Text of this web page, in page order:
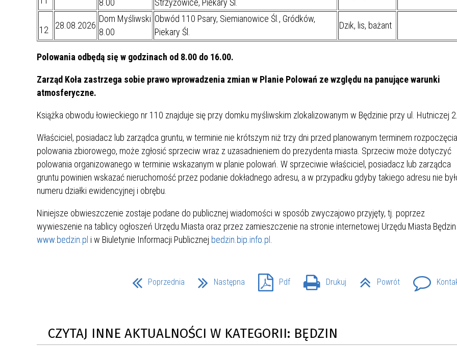
ZAKRESU RYNKU FINANSOWEGO
WAŻNA INFORMACJA - DOT.
RYZYKA WEWNĘTRZNEGO
8.00
Strzyżowice, Piekary Śl.
12 28.08.2026
Dom Myśliwski
8.00
Obwód 110 Psary, Siemianowice Śl., Gródków,
Piekary Śl.
Dzik, lis, bażant
Polowania odbędą się w godzinach od 8.00 do 16.00.
Zarząd Koła zastrzega sobie prawo wprowadzenia zmian w Planie Polowań ze względu na panujące warunki
atmosferyczne.
Książka obwodu łowieckiego nr 110 znajduje się przy domku myśliwskim zlokalizowanym w Będzinie przy ul. Hutniczej
Właściciel, posiadacz lub zarządca gruntu, w terminie nie krótszym niż trzy dni przed planowanym terminem rozpoczęcia
polowania zbiorowego, może zgłosić sprzeciw wraz z uzasadnieniem do prezydenta miasta. Sprzeciw może dotyczyć
polowania organizowanego w terminie wskazanym w planie polowań. W sprzeciwie właściciel, posiadacz lub zarządca
gruntu powinien wskazać nieruchomość przez podanie dokładnego adresu, a w przypadku gdyby takiego adresu nie
numeru działki ewidencyjnej i obrębu.
Niniejsze obwieszczenie zostaje podane do publicznej wiadomości w sposób zwyczajowo przyjęty, tj. poprzez
wywieszenie na tablicy ogłoszeń Urzędu Miasta oraz przez zamieszczenie na stronie internetowej Urzędu Miasta Będzin
www.bedzin.pl i w Biuletynie Informacji Publicznej bedzin.bip.info.pl
Poprzednia Następna Pdf Drukuj Powrót
CZYTAJ INNE AKTUALNOŚCI W KATEGORII: BĘDZIN